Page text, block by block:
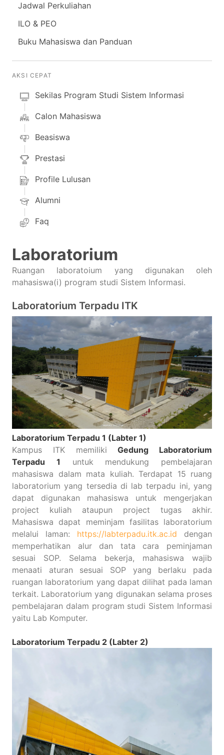
Jadwal Perkuliahan
ILO & PEO
Buku Mahasiswa dan Panduan
AKSI CEPAT
Sekilas Program Studi Sistem Informasi
Calon Mahasiswa
Beasiswa
Prestasi
Profile Lulusan
Alumni
Faq
Laboratorium
Ruangan laboratoium yang digunakan oleh
mahasiswa(i) program studi Sistem Informasi.
Laboratorium Terpadu ITK
Laboratorium Terpadu 1 (Labter 1)
Kampus ITK memilikiGedung Laboratorium
Terpadu 1 untuk mendukung pembelajaran
mahasiswa dalam mata kuliah. Terdapat 15 ruang
laboratorium yang tersedia di lab terpadu ini, yang
dapat digunakan mahasiswa untuk mengerjakan
project kuliah ataupun project tugas akhir.
Mahasiswa dapat meminjam fasilitas laboratorium
melalui laman: https://labterpadu.itk.ac.id dengan
memperhatikan alur dan tata cara peminjaman
sesuai SOP. Selama bekerja, mahasiswa wajib
menaati aturan sesuai SOP yang berlaku pada
ruangan laboratorium yang dapat dilihat pada laman
terkait. Laboratorium yang digunakan selama proses
pembelajaran dalam program studi Sistem Informasi
yaitu Lab Komputer.
Laboratorium Terpadu 2 (Labter 2)